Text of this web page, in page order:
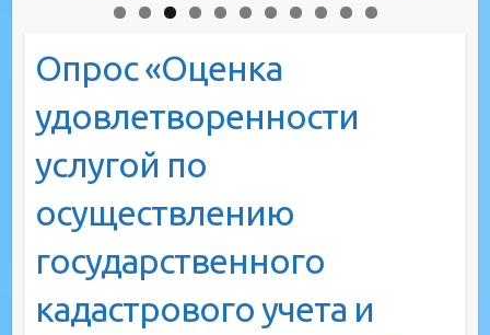
Опрос «Оценка
удовлетворенности
услугой по
осуществлению
государственного
кадастрового учета и